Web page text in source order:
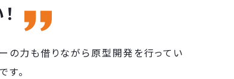
の力も借りながら原型開発を行ってい
。